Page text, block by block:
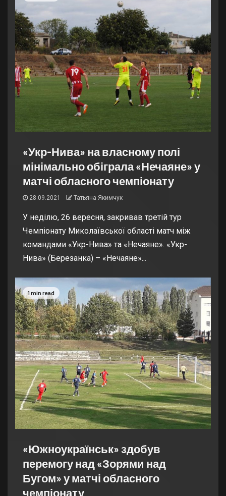
«Укр-Нива» на власному полі
мінімально обіграла «Нечаяне» у
матчі обласного чемпіонату
28.09.2021 Татьяна Якимчук
У неділю, 26 вересня, закривав третій тур
Чемпіонату Миколаївської області матч між
командами «Укр-Нива» та «Нечаяне». «Укр-
Нива» (Березанка) – «Нечаяне»...
1 min read
«Южноукраїнськ» здобув
перемогу над «Зорями над
Бугом» у матчі обласного
чемпіонату